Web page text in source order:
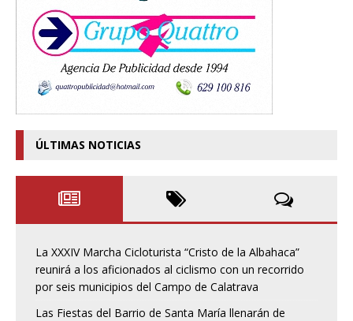
ÚLTIMAS NOTICIAS
La XXXIV Marcha Cicloturista “Cristo de la Albahaca”
reunirá a los aficionados al ciclismo con un recorrido
por seis municipios del Campo de Calatrava
Las Fiestas del Barrio de Santa María llenarán de